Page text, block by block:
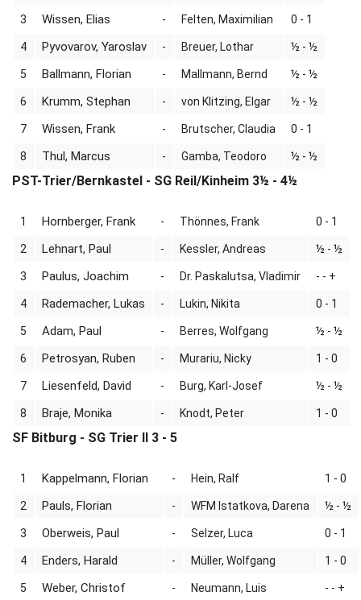
3 Wissen, Elias - Felten, Maximilian 0 - 1
4 Pyvovarov, Yaroslav - Breuer, Lothar ½ - ½
5 Ballmann, Florian - Mallmann, Bernd ½ - ½
6 Krumm, Stephan - von Klitzing, Elgar ½ - ½
7 Wissen, Frank - Brutscher, Claudia 0 - 1
8 Thul, Marcus - Gamba, Teodoro ½ - ½
PST-Trier/Bernkastel - SG Reil/Kinheim 3½ - 4½
1 Hornberger, Frank - Thönnes, Frank 0 - 1
2 Lehnart, Paul - Kessler, Andreas ½ - ½
3 Paulus, Joachim - Dr. Paskalutsa, Vladimir - - +
4 Rademacher, Lukas - Lukin, Nikita 0 - 1
5 Adam, Paul - Berres, Wolfgang ½ - ½
6 Petrosyan, Ruben - Murariu, Nicky 1 - 0
7 Liesenfeld, David - Burg, Karl-Josef ½ - ½
8 Braje, Monika - Knodt, Peter 1 - 0
SF Bitburg - SG Trier II 3 - 5
1 Kappelmann, Florian - Hein, Ralf 1 - 0
2 Pauls, Florian - WFM Istatkova, Darena ½ - ½
3 Oberweis, Paul - Selzer, Luca 0 - 1
4 Enders, Harald - Müller, Wolfgang 1 - 0
5 Weber, Christof - Neumann, Luis - - +